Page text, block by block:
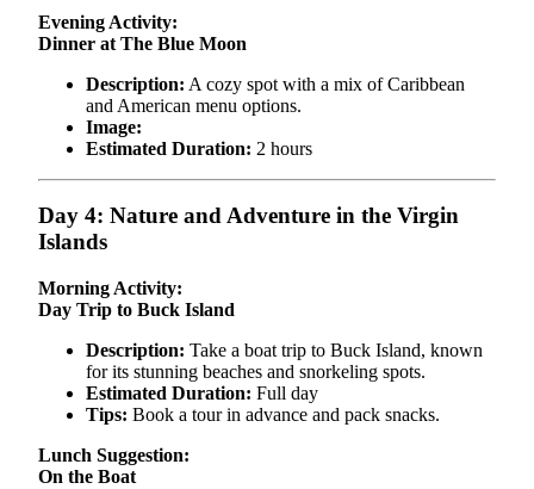
Evening Activity:
Dinner at The Blue Moon
Description: A cozy spot with a mix of Caribbean
and American menu options.
Image:
Estimated Duration: 2 hours
Day 4: Nature and Adventure in the Virgin
Islands
Morning Activity:
Day Trip to Buck Island
Description: Take a boat trip to Buck Island, known
for its stunning beaches and snorkeling spots.
Estimated Duration: Full day
Tips: Book a tour in advance and pack snacks.
Lunch Suggestion:
On the Boat